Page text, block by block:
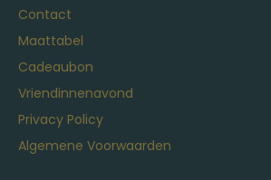
Contact
Maattabel
Cadeaubon
Vriendinnenavond
Privacy Policy
Algemene Voorwaarden